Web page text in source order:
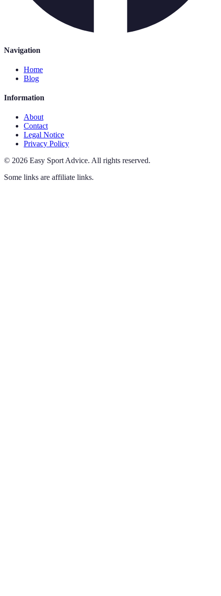
Navigation
Home
Blog
Information
About
Contact
Legal Notice
Privacy Policy
© 2026 Easy Sport Advice. All rights reserved.
Some links are affiliate links.